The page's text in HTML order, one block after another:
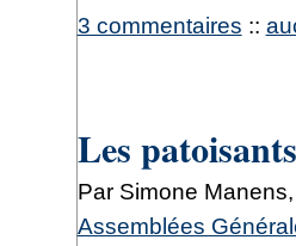
3 commentaires ::
Les
Par Simone
Assemblées